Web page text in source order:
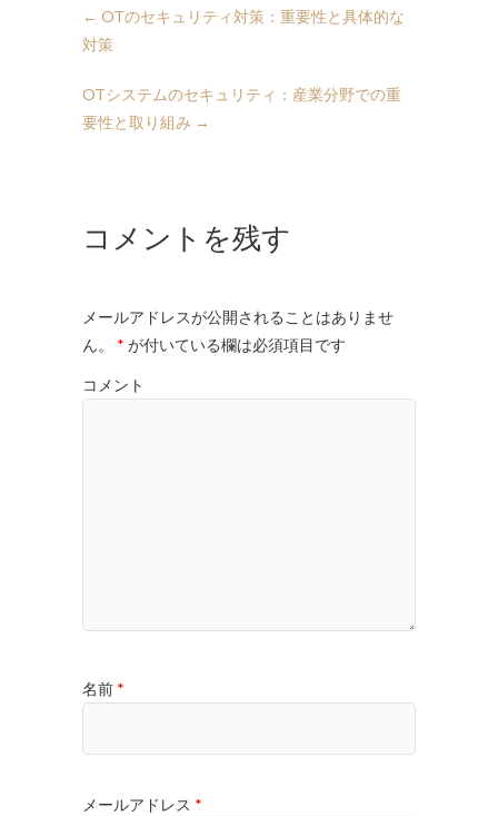
← OTのセキュリティ対策：重要性と具体的な
対策
OTシステムのセキュリティ：産業分野での重
要性と取り組み →
コメントを残す
メールアドレスが公開されることはありませ
ん。
* が付いている欄は必須項目です
コメント
名前 *
メールアドレス *